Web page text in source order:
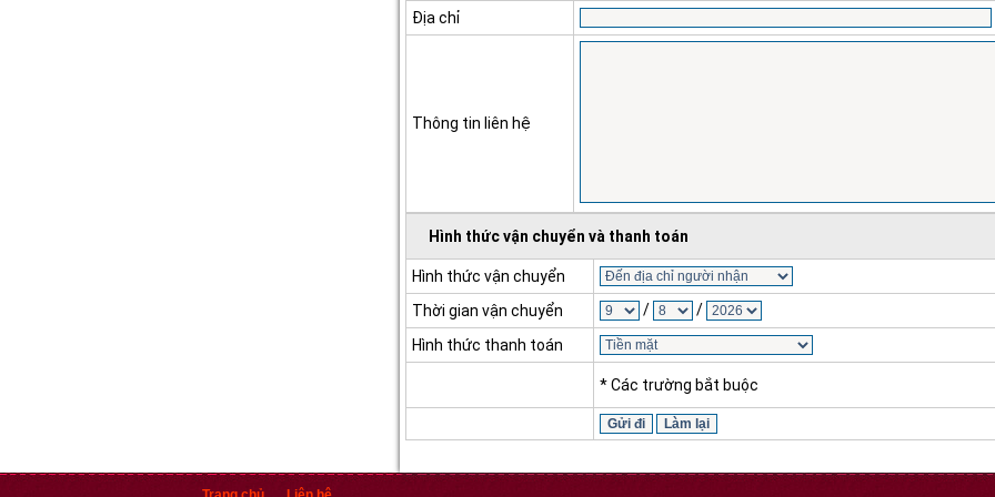
Địa chỉ
Thông tin liên hệ
Hình thức vận chuyển và thanh toán
Hình thức vận chuyển
Thời gian vận chuyển
/
/
Hình thức thanh toán
* Các trường bắt buộc